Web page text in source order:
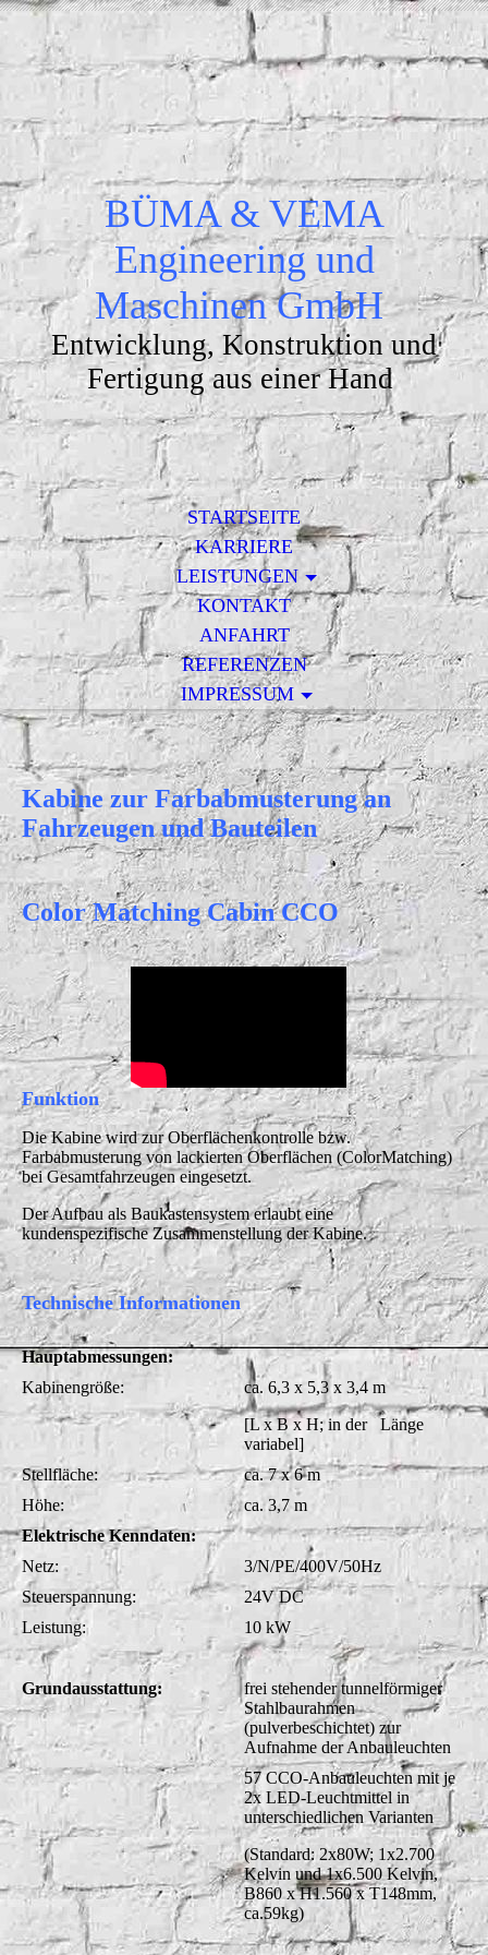
BÜMA & VEMA
Engineering und
Maschinen GmbH
Entwicklung, Konstruktion und
Fertigung aus einer Hand
STARTSEITE
KARRIERE
LEISTUNGEN
KONTAKT
ANFAHRT
REFERENZEN
IMPRESSUM
Kabine zur Farbabmusterung an
Fahrzeugen und Bauteilen
Color Matching Cabin CCO
Funktion
Die Kabine wird zur Oberflächenkontrolle bzw.
Farbabmusterung von lackierten Oberflächen (ColorMatching)
bei Gesamtfahrzeugen eingesetzt.
Der Aufbau als Baukastensystem erlaubt eine
kundenspezifische Zusammenstellung der Kabine.
Technische Informationen
Hauptabmessungen:
Kabinengröße:
ca. 6,3 x 5,3 x 3,4 m
[L x B x H; in der Länge
variabel]
Stellfläche:
ca. 7 x 6 m
Höhe:
ca. 3,7 m
Elektrische Kenndaten:
Netz:
3/N/PE/400V/50Hz
Steuerspannung:
24V DC
Leistung:
10 kW
Grundausstattung:
frei stehender tunnelförmiger
Stahlbaurahmen
(pulverbeschichtet) zur
Aufnahme der Anbauleuchten
57 CCO-Anbauleuchten mit je
2x LED-Leuchtmittel in
unterschiedlichen Varianten
(Standard: 2x80W; 1x2.700
Kelvin und 1x6.500 Kelvin,
B860 x H1.560 x T148mm,
ca.59kg)